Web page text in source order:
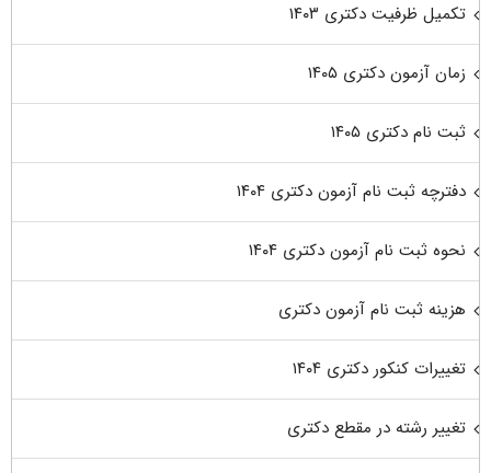
تکمیل ظرفیت دکتری ۱۴۰۳
زمان آزمون دکتری ۱۴۰۵
ثبت نام دکتری ۱۴۰۵
دفترچه ثبت نام آزمون دکتری ۱۴۰۴
نحوه ثبت نام آزمون دکتری ۱۴۰۴
هزینه ثبت نام آزمون دکتری
تغییرات کنکور دکتری ۱۴۰۴
تغییر رشته در مقطع دکتری